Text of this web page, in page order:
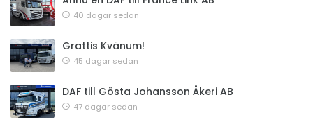
40 dagar sedan
Grattis Kvänum!
45 dagar sedan
DAF till Gösta Johansson Åkeri AB
47 dagar sedan